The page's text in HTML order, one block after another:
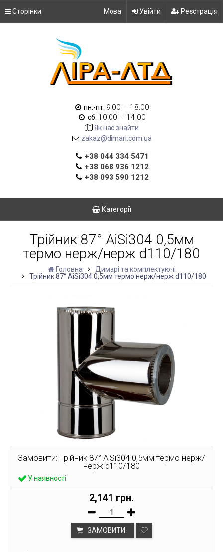
Сторінки Мова Увійти Реєстрація
пн.-пт. 9:00 – 18:00
сб. 10:00 – 14:00
Як нас знайти
zakaz@dimari.com.ua
+38 044 334 5471
+38 068 936 1212
+38 093 590 1212
Категорії
Трійник 87° AiSi304 0,5мм
термо нерж/нерж d110/180
Головна
Димарі та комплектуючі
Трійник 87° AiSi304 0,5мм термо нерж/нерж d110/180
Замовити: Трійник 87° AiSi304 0,5мм термо нерж/
нерж d110/180
У наявності
2,141 грн.
ЗАМОВИТИ: